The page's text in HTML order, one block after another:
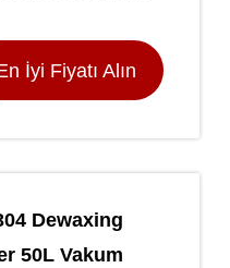
İyi Fiyatı Alın
Dewaxing
50L Vakum